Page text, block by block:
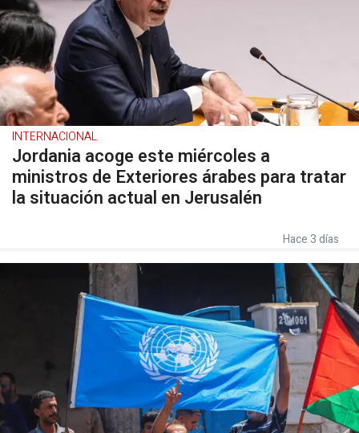
INTERNACIONAL
Jordania acoge este miércoles a
ministros de Exteriores árabes para tratar
la situación actual en Jerusalén
Hace 3 días